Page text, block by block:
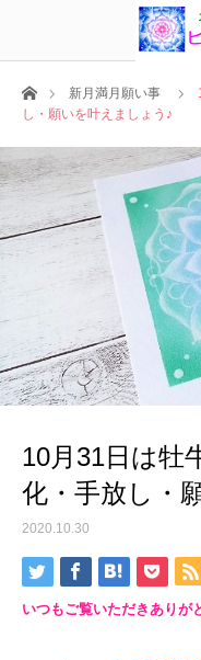
ホーム新月満月願い事
し・願いを叶えましょう♪
10月31日は牡
化・手放し・
2020.10.30
いつもご覧いただきありが